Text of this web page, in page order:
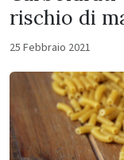
rischio di
25 Febbraio 2021